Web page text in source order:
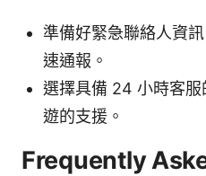
準備好緊急聯絡人資
速通報。
選擇具備 24 小時客
遊的支援。
Frequently